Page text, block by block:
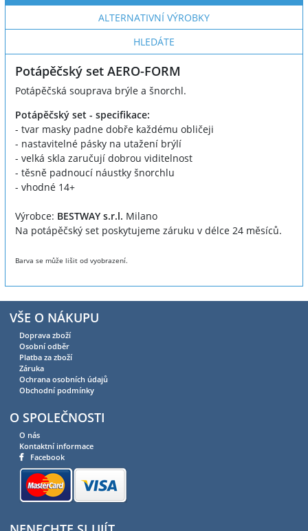
ALTERNATIVNÍ VÝROBKY
HLEDÁTE
Potápěčský set AERO-FORM
Potápěčská souprava brýle a šnorchl.
Potápěčský set - specifikace:
- tvar masky padne dobře každému obličeji
- nastavitelné pásky na utažení brýlí
- velká skla zaručují dobrou viditelnost
- těsně padnoucí náustky šnorchlu
- vhodné 14+
Výrobce: BESTWAY s.r.l. Milano
Na potápěčský set poskytujeme záruku v délce 24 měsíců.
Barva se může lišit od vyobrazení.
VŠE O NÁKUPU
Doprava zboží
Osobní odběr
Platba za zboží
Záruka
Ochrana osobních údajů
Obchodní podmínky
O SPOLEČNOSTI
O nás
Kontaktní informace
Facebook